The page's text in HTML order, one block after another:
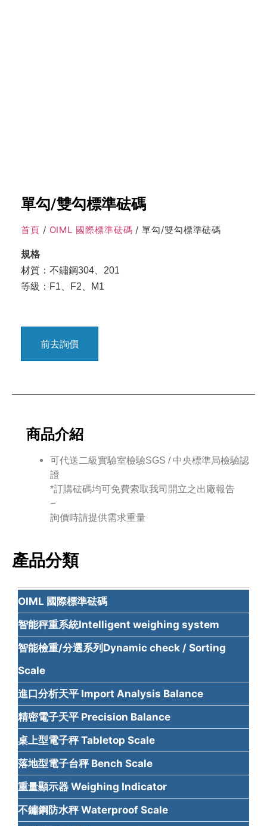
單勾/雙勾標準砝碼
首頁 / OIML 國際標準砝碼 / 單勾/雙勾標準砝碼
規格
材質：不鏽鋼304、201
等級：F1、F2、M1
前去詢價
商品介紹
可代送二級實驗室檢驗SGS / 中央標準局檢驗認
證
*訂購砝碼均可免費索取我司開立之出廠報告
–
詢價時請提供需求重量
產品分類
OIML 國際標準砝碼
智能秤重系統Intelligent weighing system
智能檢重/分選系列Dynamic check / Sorting
Scale
進口分析天平 Import Analysis Balance
精密電子天平 Precision Balance
桌上型電子秤 Tabletop Scale
落地型電子台秤 Bench Scale
重量顯示器 Weighing Indicator
不鏽鋼防水秤 Waterproof Scale